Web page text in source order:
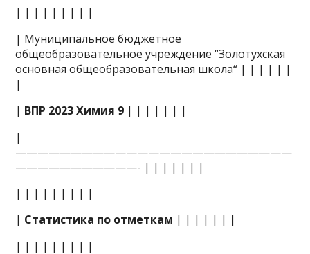
| | | | | | | | |
| Муниципальное бюджетное
общеобразовательное учреждение “Золотухская
основная общеобразовательная школа“ | | | | | |
|
| ВПР 2023 Химия 9 | | | | | | |
|
—————————————————————————
———————————- | | | | | | |
| | | | | | | | |
| Статистика по отметкам | | | | | | |
| | | | | | | | |